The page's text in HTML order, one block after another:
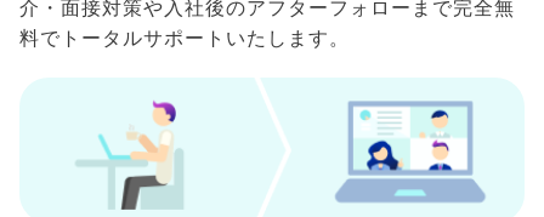
介・面接対策や入社後のアフターフォローまで完全無
料でトータルサポートいたします。